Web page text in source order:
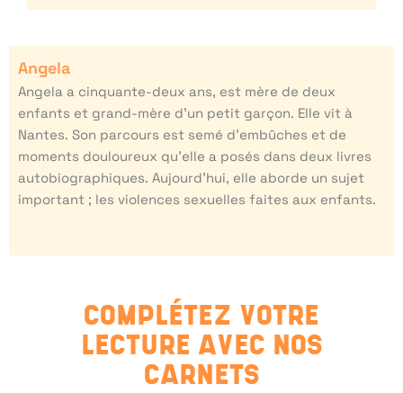
Angela
Angela a cinquante-deux ans, est mère de deux
enfants et grand-mère d’un petit garçon. Elle vit à
Nantes. Son parcours est semé d’embûches et de
moments douloureux qu’elle a posés dans deux livres
autobiographiques. Aujourd’hui, elle aborde un sujet
important ; les violences sexuelles faites aux enfants.
COMPLÉTEZ VOTRE
LECTURE AVEC NOS
CARNETS